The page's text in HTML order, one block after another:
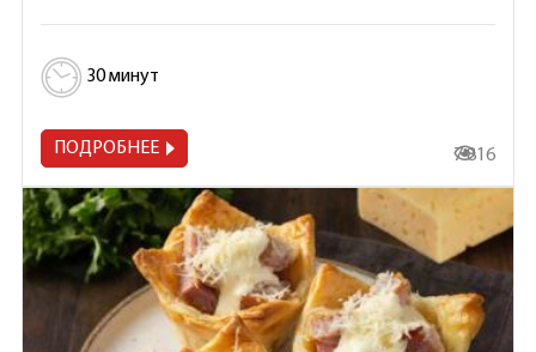
30 минут
ПОДРОБНЕЕ 7 816